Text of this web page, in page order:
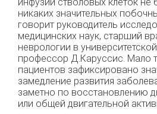
никаких значительных
говорит руководитель
медицинских наук, старший
неврологии в
профессор Д.Каруссис. Мало
пациентов зафиксировано
замедление развития
заметно по восстановлению
или общей двигательной